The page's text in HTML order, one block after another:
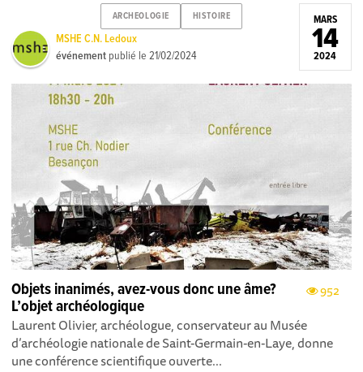
ARCHEOLOGIE HISTOIRE
MSHE C.N. Ledoux
événement publié le21/02/2024
MARS
14
2024
952
Objets inanimés, avez-vous donc une âme?
L’objet archéologique
Laurent Olivier, archéologue, conservateur au Musée
d’archéologie nationale de Saint-Germain-en-Laye, donne
une conférence scientifique ouverte...